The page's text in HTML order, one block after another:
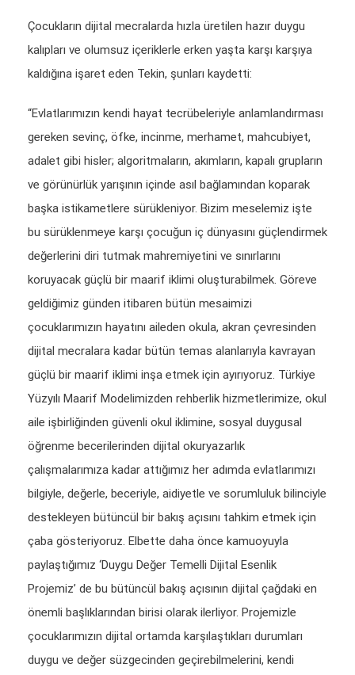
Çocukların dijital mecralarda hızla üretilen hazır duygu
kalıpları ve olumsuz içeriklerle erken yaşta karşı karşıya
kaldığına işaret eden Tekin, şunları kaydetti:
“Evlatlarımızın kendi hayat tecrübeleriyle anlamlandırması
gereken sevinç, öfke, incinme, merhamet, mahcubiyet,
adalet gibi hisler; algoritmaların, akımların, kapalı grupların
ve görünürlük yarışının içinde asıl bağlamından koparak
başka istikametlere sürükleniyor. Bizim meselemiz işte
bu sürüklenmeye karşı çocuğun iç dünyasını güçlendirmek
değerlerini diri tutmak mahremiyetini ve sınırlarını
koruyacak güçlü bir maarif iklimi oluşturabilmek. Göreve
geldiğimiz günden itibaren bütün mesaimizi
çocuklarımızın hayatını aileden okula, akran çevresinden
dijital mecralara kadar bütün temas alanlarıyla kavrayan
güçlü bir maarif iklimi inşa etmek için ayırıyoruz. Türkiye
Yüzyılı Maarif Modelimizden rehberlik hizmetlerimize, okul
aile işbirliğinden güvenli okul iklimine, sosyal duygusal
öğrenme becerilerinden dijital okuryazarlık
çalışmalarımıza kadar attığımız her adımda evlatlarımızı
bilgiyle, değerle, beceriyle, aidiyetle ve sorumluluk bilinciyle
destekleyen bütüncül bir bakış açısını tahkim etmek için
çaba gösteriyoruz. Elbette daha önce kamuoyuyla
paylaştığımız ‘Duygu Değer Temelli Dijital Esenlik
Projemiz’ de bu bütüncül bakış açısının dijital çağdaki en
önemli başlıklarından birisi olarak ilerliyor. Projemizle
çocuklarımızın dijital ortamda karşılaştıkları durumları
duygu ve değer süzgecinden geçirebilmelerini, kendi